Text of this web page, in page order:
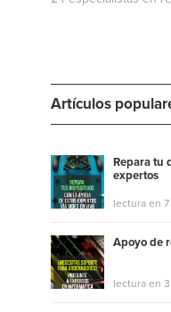
Artículos
Repara tu
expertos
lectura en
Apoyo de
lectura en